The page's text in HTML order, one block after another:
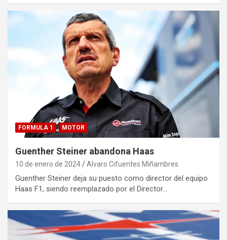
FORMULA 1 MOTOR
Guenther Steiner abandona Haas
10 de enero de 2024 Alvaro Cifuentes Miñambres
Guenther Steiner deja su puesto como director del equipo
Haas F1, siendo reemplazado por el Director…